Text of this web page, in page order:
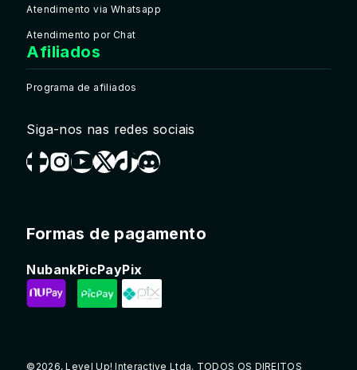
Atendimento via Whatsapp
Atendimento por Chat
Afiliados
Programa de afiliados
Siga-nos nas redes sociais
Formas de pagamento
NubankPicPayPix
©2026, Level Up! Interactive Ltda. TODOS OS DIREITOS